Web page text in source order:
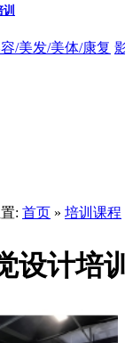
/美发/美体/康复
: 首页 » 培训课程
设计培